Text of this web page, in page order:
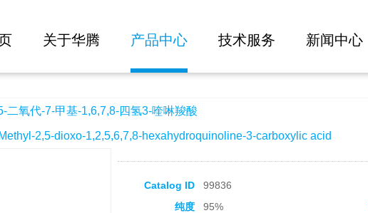
关于华腾 产品中心 技术服务 新闻中心
1,6,7,8-四氢3-喹啉羧酸
二氧代-7-甲基-1,6,7,8-四氢3-喹啉羧酸
2,5-dioxo-1,2,5,6,7,8-hexahydroquinoline-3-carboxylic acid
Catalog ID 99836
纯度
95%